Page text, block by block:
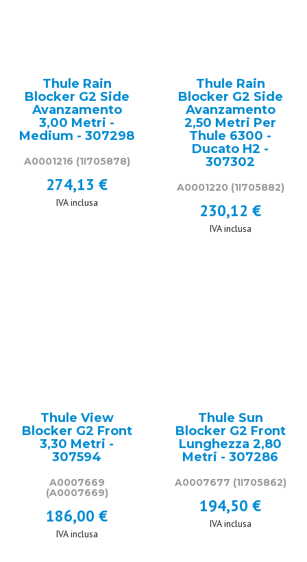
Thule Rain
Blocker G2 Side
Avanzamento
3,00 Metri -
Medium - 307298
A0001216 (1I705878)
274,13 €
IVA inclusa
Thule Rain
Blocker G2 Side
Avanzamento
2,50 Metri Per
Thule 6300 -
Ducato H2 -
307302
A0001220 (1I705882)
230,12 €
IVA inclusa
Thule View
Blocker G2 Front
3,30 Metri -
307594
A0007669
(A0007669)
186,00 €
IVA inclusa
Thule Sun
Blocker G2 Front
Lunghezza 2,80
Metri - 307286
A0007677 (1I705862)
194,50 €
IVA inclusa